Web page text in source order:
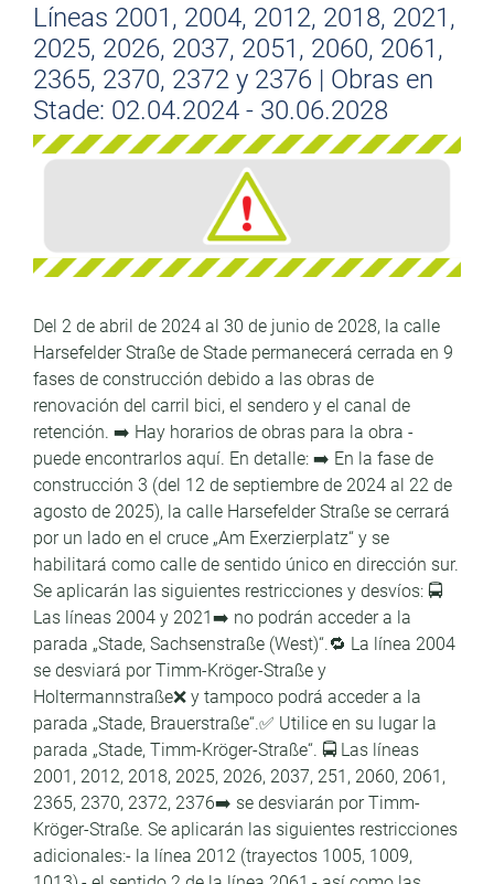
Líneas 2001, 2004, 2012, 2018, 2021,
2025, 2026, 2037, 2051, 2060, 2061,
2365, 2370, 2372 y 2376 | Obras en
Stade: 02.04.2024 - 30.06.2028
Del 2 de abril de 2024 al 30 de junio de 2028, la calle
Harsefelder Straße de Stade permanecerá cerrada en 9
fases de construcción debido a las obras de
renovación del carril bici, el sendero y el canal de
retención. ➡️ Hay horarios de obras para la obra -
puede encontrarlos aquí. En detalle: ➡️ En la fase de
construcción 3 (del 12 de septiembre de 2024 al 22 de
agosto de 2025), la calle Harsefelder Straße se cerrará
por un lado en el cruce „Am Exerzierplatz“ y se
habilitará como calle de sentido único en dirección sur.
Se aplicarán las siguientes restricciones y desvíos: 🚍
Las líneas 2004 y 2021➡️ no podrán acceder a la
parada „Stade, Sachsenstraße (West)“.🔁 La línea 2004
se desviará por Timm-Kröger-Straße y
Holtermannstraße❌ y tampoco podrá acceder a la
parada „Stade, Brauerstraße“.✅ Utilice en su lugar la
parada „Stade, Timm-Kröger-Straße“. 🚍 Las líneas
2001, 2012, 2018, 2025, 2026, 2037, 251, 2060, 2061,
2365, 2370, 2372, 2376➡️ se desviarán por Timm-
Kröger-Straße. Se aplicarán las siguientes restricciones
adicionales:- la línea 2012 (trayectos 1005, 1009,